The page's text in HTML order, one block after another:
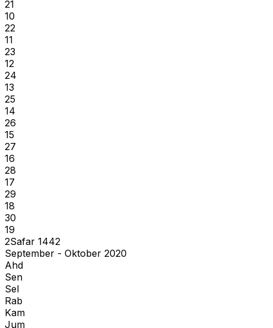
21
10
22
11
23
12
24
13
25
14
26
15
27
16
28
17
29
18
30
19
2Safar 1442
September - Oktober 2020
Ahd
Sen
Sel
Rab
Kam
Jum